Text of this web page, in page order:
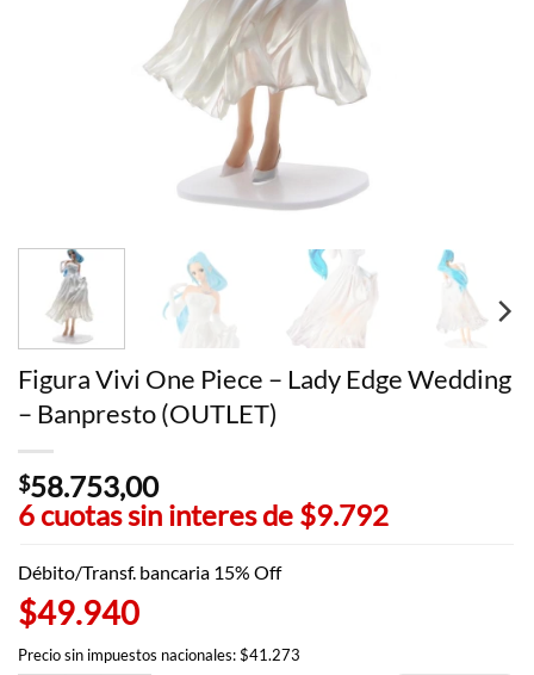
Figura Vivi One Piece – Lady Edge Wedding
– Banpresto (OUTLET)
$58.753,00
6 cuotas sin interes de $9.792
Débito/Transf. bancaria 15% Off
$49.940
Precio sin impuestos nacionales: $41.273